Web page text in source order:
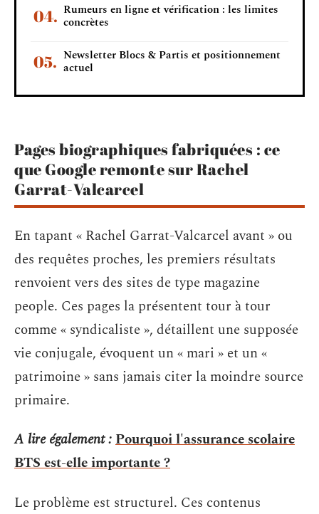
Rumeurs en ligne et vérification : les limites
concrètes
Newsletter Blocs & Partis et positionnement
actuel
Pages biographiques fabriquées : ce
que Google remonte sur Rachel
Garrat-Valcarcel
En tapant « Rachel Garrat-Valcarcel avant » ou
des requêtes proches, les premiers résultats
renvoient vers des sites de type magazine
people. Ces pages la présentent tour à tour
comme « syndicaliste », détaillent une supposée
vie conjugale, évoquent un « mari » et un «
patrimoine » sans jamais citer la moindre source
primaire.
A lire également :Pourquoi l'assurance scolaire
BTS est-elle importante ?
Le problème est structurel. Ces contenus